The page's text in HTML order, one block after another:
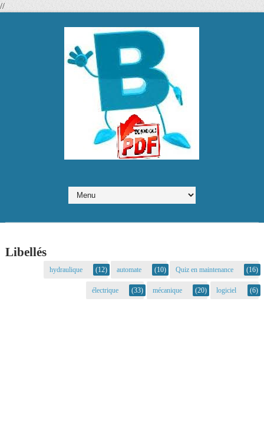
//
Libellés
Quiz en maintenance (16)
automate (10)
hydraulique (12)
logiciel (6)
mécanique (20)
électrique (33)